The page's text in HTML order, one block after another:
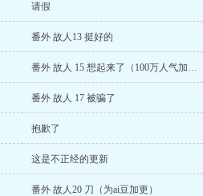
请假
番外 故人13 挺好的
番外 故人 15 想起来了（100万人气加更）
番外 故人 17 被骗了
抱歉了
这是不正经的更新
番外 故人20 刀（为ai豆加更）